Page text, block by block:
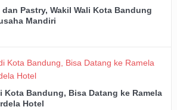
Pastry, Wakil Wali Kota Bandung
Mandiri
Kota Bandung, Bisa Datang ke Ramela
Hotel